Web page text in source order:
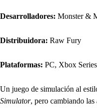
Desarrolladores: Monster &
Distribuidora: Raw Fury
Plataformas: PC, Xbox
Un juego de simulación al
Simulator, pero cambiando